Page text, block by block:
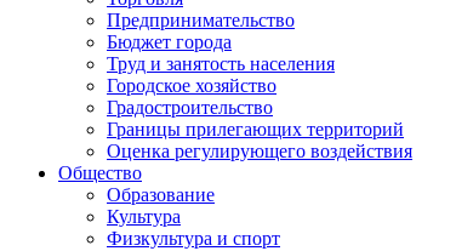
Предпринимательство
Бюджет города
Труд и занятость населения
Городское хозяйство
Градостроительство
Границы прилегающих территорий
Оценка регулирующего воздействия
Общество
Образование
Культура
Физкультура и спорт